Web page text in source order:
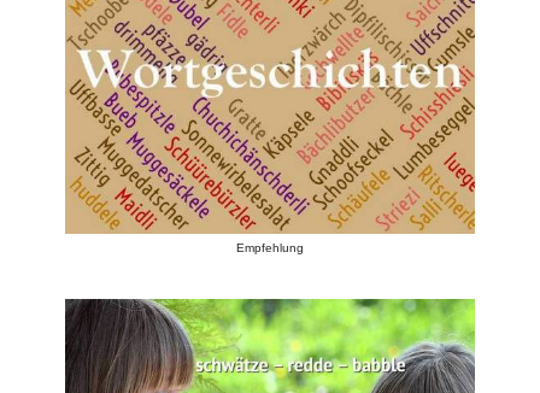
Empfehlung